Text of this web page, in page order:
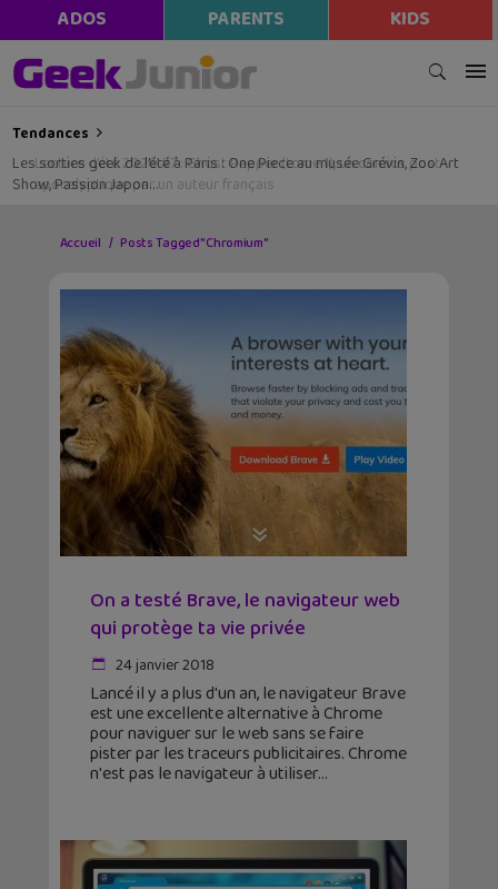
ADOS PARENTS KIDS
Tendances
Les sorties geek de l’été à Paris : One Piece au musée Grévin, Zoo Art
Show, Passion Japon…
Accueil Posts Tagged "Chromium"
On a testé Brave, le navigateur web
qui protège ta vie privée
24 janvier 2018
Lancé il y a plus d'un an, le navigateur Brave
est une excellente alternative à Chrome
pour naviguer sur le web sans se faire
pister par les traceurs publicitaires. Chrome
n'est pas le navigateur à utiliser